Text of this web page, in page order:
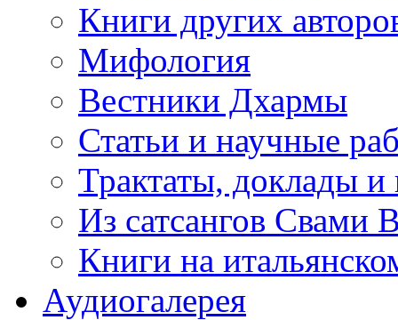
Книги других
Мифология
Вестники Дхармы
Статьи и научные
Трактаты, доклады
Из сатсангов Свами
Книги на
Аудиогалерея